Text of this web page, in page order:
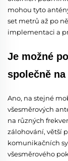
mohou tyto
set metrů až po
implementaci a
Je možné
společně
Ano, na stejné
všesměrových
na různých
zálohování, větší
komunikačních
všesměrového